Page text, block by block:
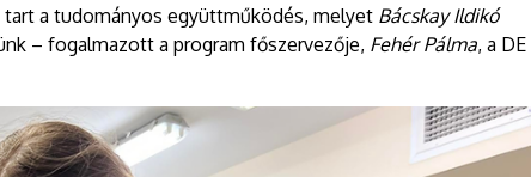
a tudományos együttműködés, melyet Bácskay Ildikó
– fogalmazott a program főszervezője, Fehér Pálma, a DE